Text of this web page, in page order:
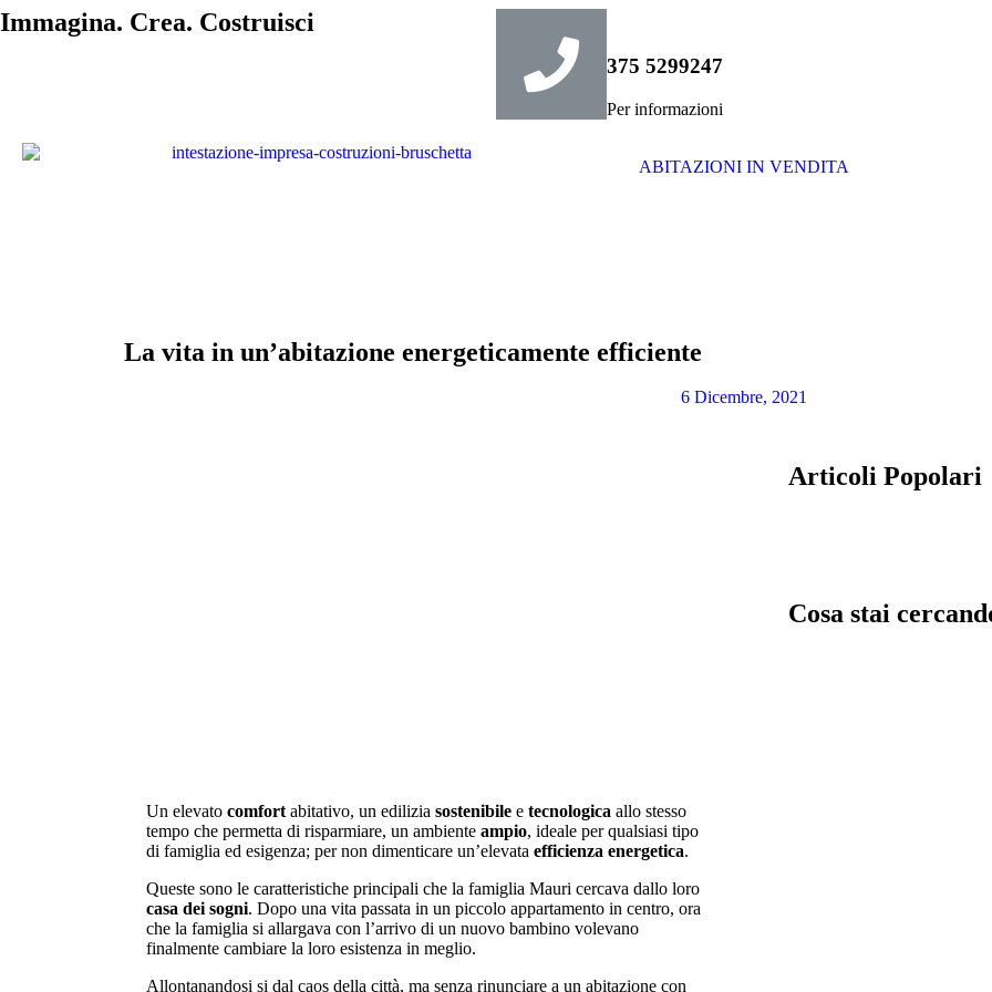
Immagina. Crea. Costruisci
375 5299247
Per informazioni
ABITAZIONI IN VENDITA
La vita in un’abitazione energeticamente efficiente
6 Dicembre, 2021
Un elevato comfort abitativo, un edilizia sostenibile e tecnologica allo stesso
tempo che permetta di risparmiare, un ambiente ampio, ideale per qualsiasi tipo
di famiglia ed esigenza; per non dimenticare un’elevata efficienza energetica.
Queste sono le caratteristiche principali che la famiglia Mauri cercava dallo loro
casa dei sogni. Dopo una vita passata in un piccolo appartamento in centro, ora
che la famiglia si allargava con l’arrivo di un nuovo bambino volevano
finalmente cambiare la loro esistenza in meglio.
Allontanandosi si dal caos della città, ma senza rinunciare a un abitazione con
Articoli Popolari
Cosa stai